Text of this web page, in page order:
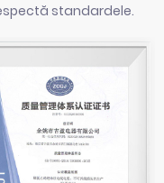
standardele.